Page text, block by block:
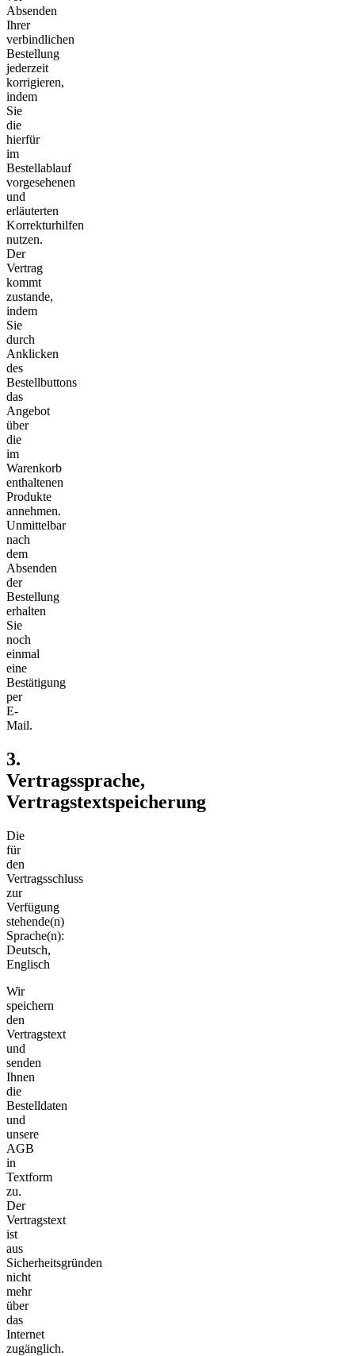
Absenden
Ihrer
verbindlichen
Bestellung
jederzeit
korrigieren,
indem
Sie
die
hierfür
im
Bestellablauf
vorgesehenen
und
erläuterten
Korrekturhilfen
nutzen.
Der
Vertrag
kommt
zustande,
indem
Sie
durch
Anklicken
des
Bestellbuttons
das
Angebot
über
die
im
Warenkorb
enthaltenen
Produkte
annehmen.
Unmittelbar
nach
dem
Absenden
der
Bestellung
erhalten
Sie
noch
einmal
eine
Bestätigung
per
E-
Mail.
3.
Vertragssprache,
Vertragstextspeicherung
Die
für
den
Vertragsschluss
zur
Verfügung
stehende(n)
Sprache(n):
Deutsch,
Englisch
Wir
speichern
den
Vertragstext
und
senden
Ihnen
die
Bestelldaten
und
unsere
AGB
in
Textform
zu.
Der
Vertragstext
ist
aus
Sicherheitsgründen
nicht
mehr
über
das
Internet
zugänglich.